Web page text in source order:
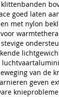
goed laten
met nylon
van de
geven